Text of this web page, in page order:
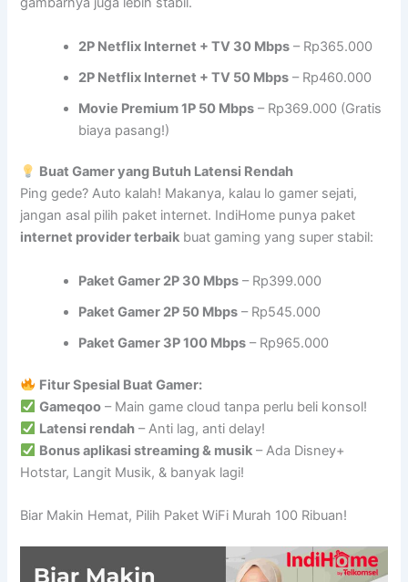
2P Netflix Internet + TV 30 Mbps – Rp365.000
2P Netflix Internet + TV 50 Mbps – Rp460.000
Movie Premium 1P 50 Mbps – Rp369.000 (Gratis
biaya pasang!)
Buat Gamer yang Butuh Latensi Rendah
Ping gede? Auto kalah! Makanya, kalau lo gamer sejati,
jangan asal pilih paket internet. IndiHome punya paket
internet provider terbaik buat gaming yang super stabil:
Paket Gamer 2P 30 Mbps – Rp399.000
Paket Gamer 2P 50 Mbps – Rp545.000
Paket Gamer 3P 100 Mbps – Rp965.000
Fitur Spesial Buat Gamer:
Gameqoo – Main game cloud tanpa perlu beli konsol!
Latensi rendah – Anti lag, anti delay!
Bonus aplikasi streaming & musik – Ada Disney+
Hotstar, Langit Musik, & banyak lagi!
Biar Makin Hemat, Pilih Paket WiFi Murah 100 Ribuan!